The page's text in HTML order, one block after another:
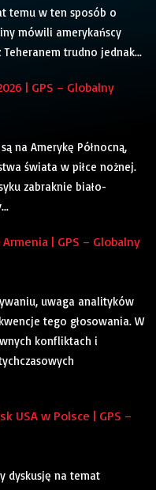
temu w ten sposób o
mówili amerykańscy
trudno jednak...
| GPS – Globalny
na Amerykę Północną,
świata w piłce nożnej.
zabraknie biało-
| GPS – Globalny
uwaga analityków
tego głosowania. W
konfliktach i
USA w Polsce | GPS –
dyskusję na temat